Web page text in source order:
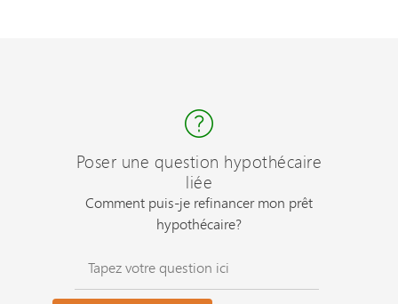
Poser une question hypothécaire
liée
Comment puis-je refinancer mon prêt
hypothécaire?